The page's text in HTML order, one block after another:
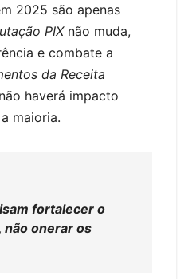
2025 são apenas
PIXnão muda,
e combate a
da Receita
haverá impacto
maioria.
fortalecer o
onerar os